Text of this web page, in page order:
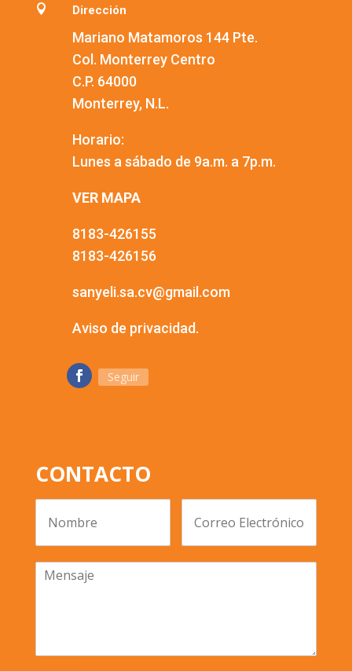
 Dirección
Mariano Matamoros 144 Pte.
Col. Monterrey Centro
C.P. 64000
Monterrey, N.L.
Horario:
Lunes a sábado de 9a.m. a 7p.m.
VER MAPA
8183-426155
8183-426156
sanyeli.sa.cv@gmail.com
Aviso de privacidad.
Seguir
CONTACTO